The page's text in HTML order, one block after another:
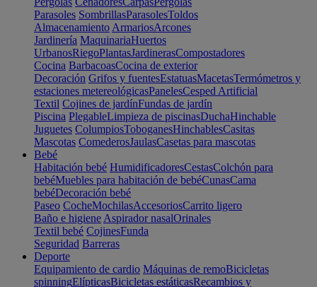
Parasoles SombrillasParasolesToldos
Almacenamiento ArmariosArcones
Jardinería MaquinariaHuertos
UrbanosRiegoPlantasJardinerasCompostadores
Cocina BarbacoasCocina de exterior
Decoración Grifos y fuentesEstatuasMacetasTermómetros y
estaciones metereológicasPanelesCesped Artificial
Textil Cojines de jardínFundas de jardín
Piscina PlegableLimpieza de piscinasDuchaHinchable
Juguetes ColumpiosToboganesHinchablesCasitas
Mascotas ComederosJaulasCasetas para mascotas
Bebé
Habitación bebé HumidificadoresCestasColchón para
bebéMuebles para habitación de bebéCunasCama
bebéDecoración bebé
Paseo CocheMochilasAccesoriosCarrito ligero
Baño e higiene Aspirador nasalOrinales
Textil bebé CojinesFunda
Seguridad Barreras
Deporte
Equipamiento de cardio Máquinas de remoBicicletas
spinningElípticasBicicletas estáticasRecambios y